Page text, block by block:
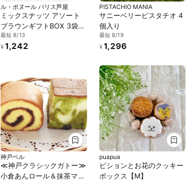
ル・ボヌール パリス芦屋
ミックスナッツ アソート
ブラウンギフトBOX 3袋入
り No.34 ※お中元2026
最短 8/13
¥ 1,242
PISTACHIO MANIA
サニーベリーピスタチオ 4
個入り
最短 8/19
¥ 1,296
神戸ベル
≪神戸クラシックガトー≫
小倉あんロール＆抹茶マー
puapua
ビションとお花のクッキー
ボックス【M】